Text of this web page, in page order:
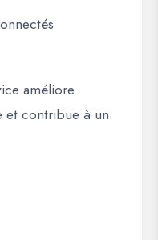
améliore
et contribue à un